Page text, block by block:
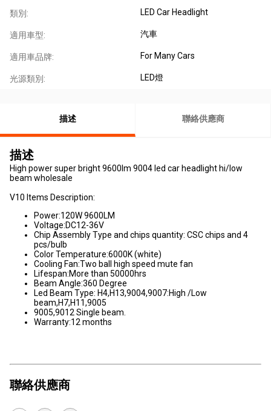
類別: LED Car Headlight
適用車型: 汽車
適用車品牌: For Many Cars
光源類別: LED燈
描述 聯絡供應商
描述
High power super bright 9600lm 9004 led car headlight hi/low
beam wholesale
V10 Items Description:
Power:120W 9600LM
Voltage:DC12-36V
Chip Assembly Type and chips quantity: CSC chips and 4
pcs/bulb
Color Temperature:6000K (white)
Cooling Fan:Two ball high speed mute fan
Lifespan:More than 50000hrs
Beam Angle:360 Degree
Led Beam Type: H4,H13,9004,9007:High /Low
beam,H7,H11,9005
9005,9012 Single beam.
Warranty:12 months
聯絡供應商